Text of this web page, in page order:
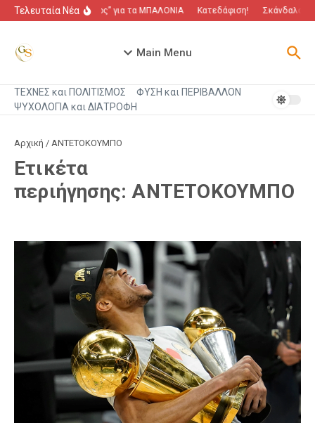
Μετάβαση στο περιεχόμενο
Τελευταία Νέα“Πόλεμος” για τα ΜΠΑΛΟΝΙΑ Κατεδάφιση! Σκάνδαλο
Main Menu
ΤΕΧΝΕΣ και ΠΟΛΙΤΙΣΜΟΣ
ΦΥΣΗ και ΠΕΡΙΒΑΛΛΟΝ
ΨΥΧΟΛΟΓΙΑ και ΔΙΑΤΡΟΦΗ
Αρχική / ΑΝΤΕΤΟΚΟΥΜΠΟ
Ετικέτα
περιήγησης: ΑΝΤΕΤΟΚΟΥΜΠΟ